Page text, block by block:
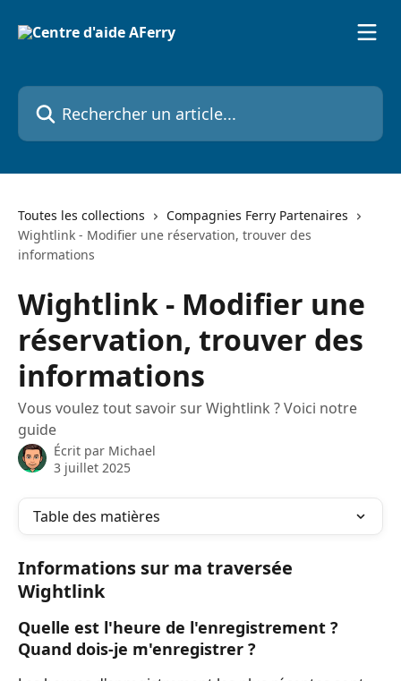
Rechercher un article...
Toutes les collections
Compagnies Ferry Partenaires
Wightlink - Modifier une réservation, trouver des
informations
Wightlink - Modifier une
réservation, trouver des
informations
Vous voulez tout savoir sur Wightlink ? Voici notre
guide
Écrit par Michael
3 juillet 2025
Table des matières
Informations sur ma traversée
Wightlink
Quelle est l'heure de l'enregistrement ?
Quand dois-je m'enregistrer ?